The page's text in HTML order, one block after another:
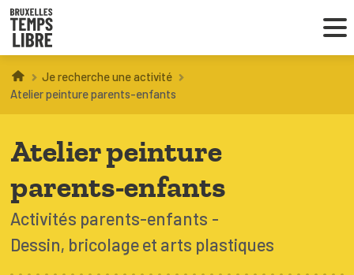
Infos parents
Coordinations ATL
VOUS CHERCHEZ DES ACTIVITÉS
À BRUXELLES
Je recherche une activité
Atelier peinture parents-enfants
Atelier peinture
parents-enfants
Activités parents-enfants
Dessin, bricolage et arts plastiques